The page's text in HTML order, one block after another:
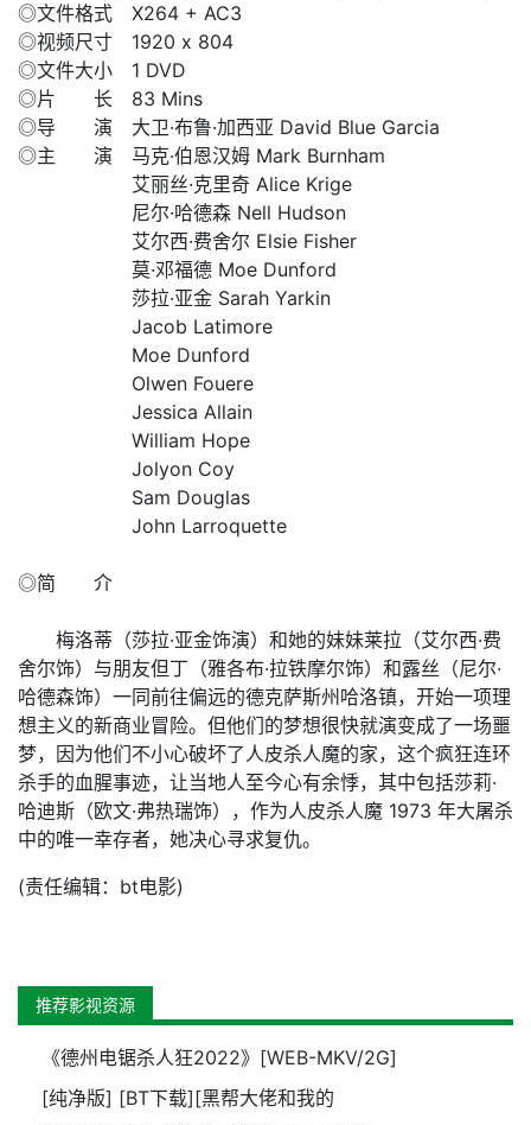
◎文件格式 X264 + AC3
◎视频尺寸 1920 x 804
◎文件大小 1 DVD
◎片 长 83 Mins
◎导 演 大卫·布鲁·加西亚 David Blue Garcia
◎主 演 马克·伯恩汉姆 Mark Burnham
艾丽丝·克里奇 Alice Krige
尼尔·哈德森 Nell Hudson
艾尔西·费舍尔 Elsie Fisher
莫·邓福德 Moe Dunford
莎拉·亚金 Sarah Yarkin
Jacob Latimore
Moe Dunford
Olwen Fouere
Jessica Allain
William Hope
Jolyon Coy
Sam Douglas
John Larroquette
◎简 介
梅洛蒂（莎拉·亚金饰演）和她的妹妹莱拉（艾尔西·费
舍尔饰）与朋友但丁（雅各布·拉铁摩尔饰）和露丝（尼尔·
哈德森饰）一同前往偏远的德克萨斯州哈洛镇，开始一项理
想主义的新商业冒险。但他们的梦想很快就演变成了一场噩
梦，因为他们不小心破坏了人皮杀人魔的家，这个疯狂连环
杀手的血腥事迹，让当地人至今心有余悸，其中包括莎莉·
哈迪斯（欧文·弗热瑞饰），作为人皮杀人魔 1973 年大屠杀
中的唯一幸存者，她决心寻求复仇。
(责任编辑：bt电影)
推荐影视资源
《德州电锯杀人狂2022》[WEB-MKV/2G]
[纯净版] [BT下载][黑帮大佬和我的